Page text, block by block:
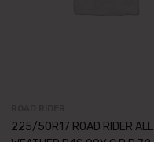
225/50R17 ROAD RIDER ALL